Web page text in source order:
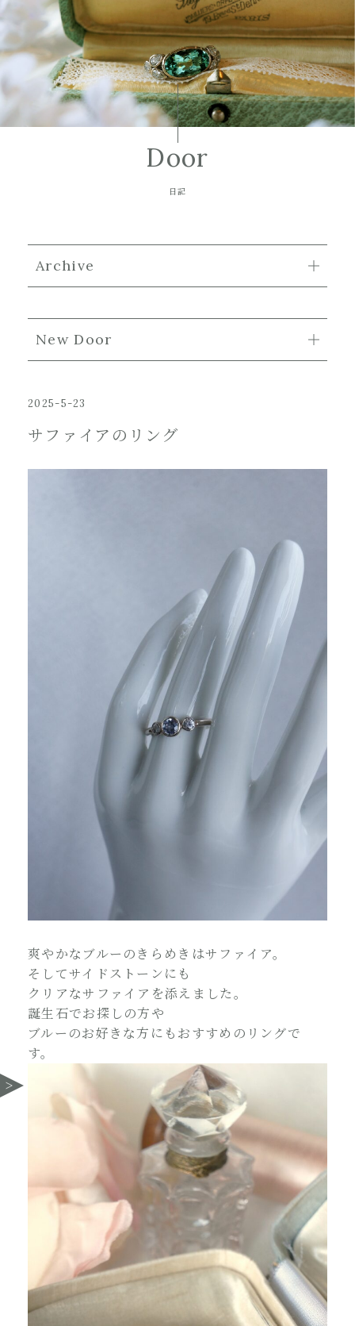
Door
日記
Archive
New Door
2025-5-23
サファイアのリング
爽やかなブルーのきらめきはサファイア。
そしてサイドストーンにも
クリアなサファイアを添えました。
誕生石でお探しの方や
ブルーのお好きな方にもおすすめのリングで
す。